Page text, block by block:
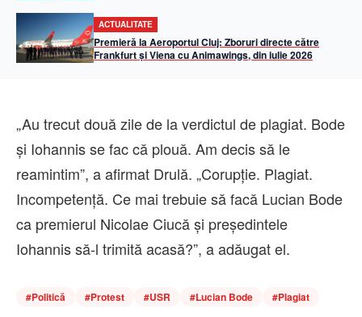
ACTUALITATE
Premieră la Aeroportul Cluj: Zboruri directe către
Frankfurt și Viena cu Animawings, din iulie 2026
„Au trecut două zile de la verdictul de plagiat. Bode
și Iohannis se fac că plouă. Am decis să le
reamintim”, a afirmat Drulă. „Corupție. Plagiat.
Incompetență. Ce mai trebuie să facă Lucian Bode
ca premierul Nicolae Ciucă și președintele
Iohannis să-l trimită acasă?”, a adăugat el.
#Politică #Protest #USR #Lucian Bode #Plagiat